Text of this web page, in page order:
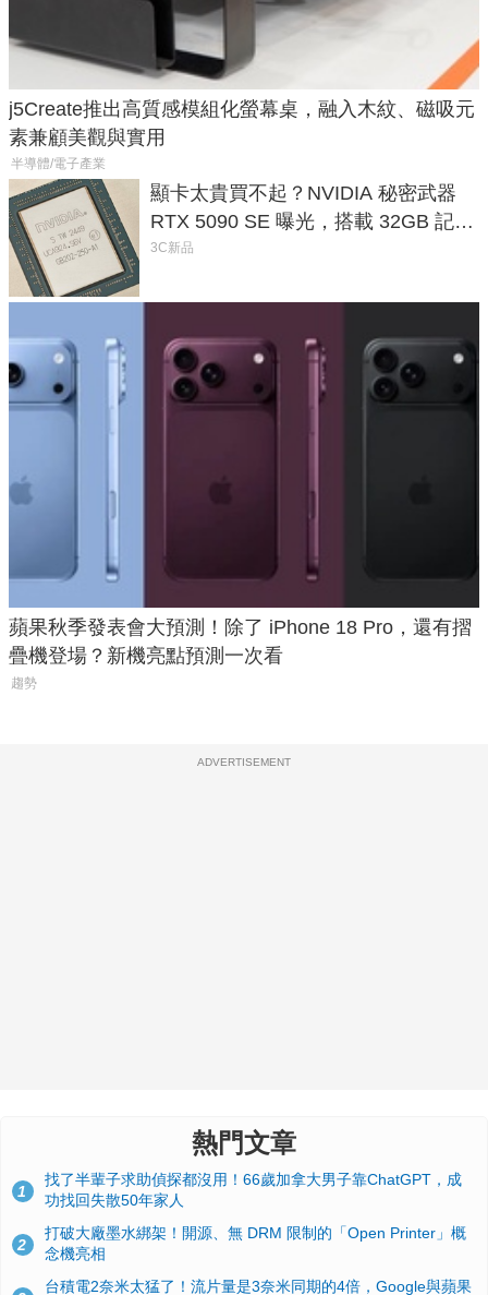
j5Create推出高質感模組化螢幕桌，融入木紋、磁吸元
素兼顧美觀與實用
半導體/電子產業
顯卡太貴買不起？NVIDIA 秘密武器
RTX 5090 SE 曝光，搭載 32GB 記憶
體
3C新品
蘋果秋季發表會大預測！除了 iPhone 18 Pro，還有摺
疊機登場？新機亮點預測一次看
趨勢
ADVERTISEMENT
熱門文章
1
找了半輩子求助偵探都沒用！66歲加拿大男子靠ChatGPT，成
功找回失散50年家人
2
打破大廠墨水綁架！開源、無 DRM 限制的「Open Printer」概
念機亮相
台積電2奈米太猛了！流片量是3奈米同期的4倍，Google與蘋果